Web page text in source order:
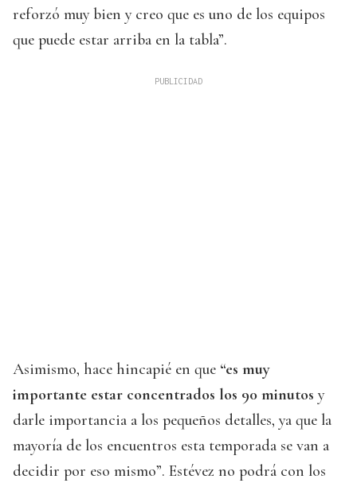
reforzó muy bien y creo que es uno de los equipos
que puede estar arriba en la tabla”.
Asimismo, hace hincapié en que “es muy
importante estar concentrados los 90 minutos y
darle importancia a los pequeños detalles, ya que la
mayoría de los encuentros esta temporada se van a
decidir por eso mismo”. Estévez no podrá con los